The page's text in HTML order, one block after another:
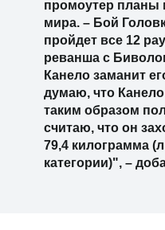
промоутер планы
мира. – Бой
пройдет все 12
реванша с
Канело заманит
думаю, что
таким образом
считаю, что он
79,4 килограмма
категории)", –